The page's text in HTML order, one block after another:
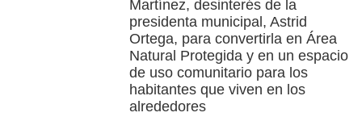
Martínez, desinterés de la
presidenta municipal, Astrid
Ortega, para convertirla en Área
Natural Protegida y en un espacio
de uso comunitario para los
habitantes que viven en los
alrededores